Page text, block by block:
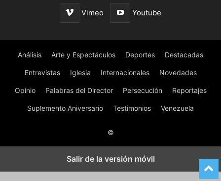
Vimeo Youtube
Análisis Arte y Espectáculos Deportes Destacadas
Entrevistas Iglesia Internacionales Novedades
Opinio Palabras del Director Persecución Reportajes
Suplemento Aniversario Testimonios Venezuela
©
Salir de la versión móvil